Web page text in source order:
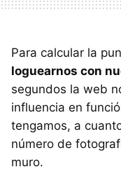
Para calcular la
loguearnos con
segundos la web
influencia en
tengamos, a
número de
muro.